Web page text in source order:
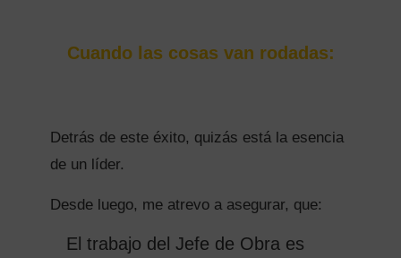
Cuando las cosas van rodadas:
Detrás de este éxito, quizás está la esencia
de un líder.
Desde luego, me atrevo a asegurar, que:
El trabajo del Jefe de Obra es